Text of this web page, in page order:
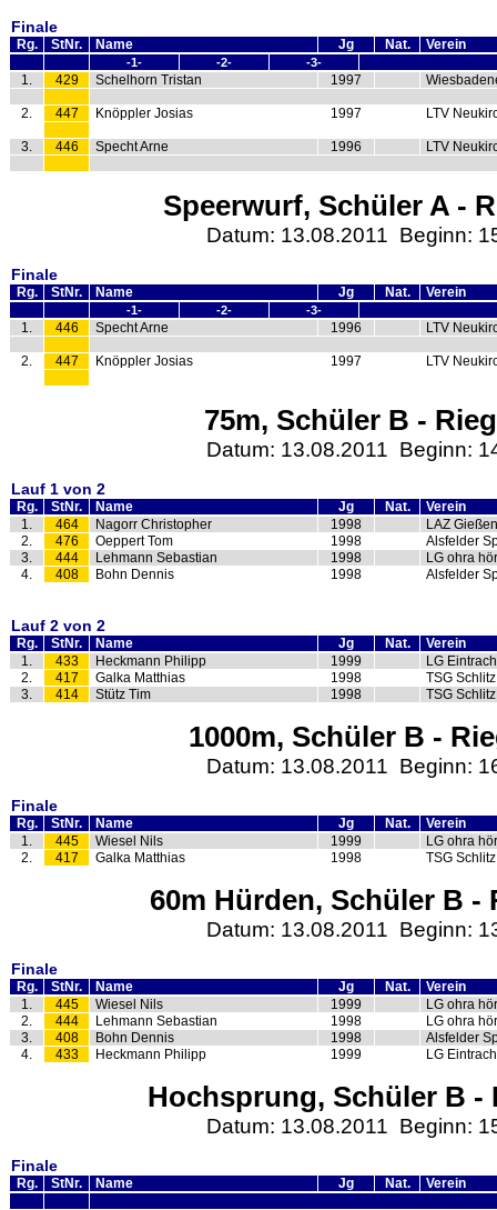
Finale
Rg. StNr. Name Jg Nat. Verein
-1- -2- -3-
1. 429 Schelhorn Tristan 1997
2. 447 Knöppler Josias 1997 LTV
3. 446 Specht Arne 1996 LTV
Speerwurf, Schüler A -
Datum: 13.08.2011 Beginn:
Finale
Rg. StNr. Name Jg Nat. Verein
-1- -2- -3-
1. 446 Specht Arne 1996 LTV
2. 447 Knöppler Josias 1997 LTV
75m, Schüler B -
Datum: 13.08.2011 Beginn:
Lauf 1 von 2
Rg. StNr. Name Jg Nat.
Verein
1.
464 Nagorr Christopher 1998
LAZ Gießen
2.
476 Oeppert Tom 1998
Alsfelder
3.
444 Lehmann Sebastian 1998
LG ohra
4.
408 Bohn Dennis 1998 Alsfelder
Lauf 2 von 2
Rg. StNr. Name Jg Nat.
Verein
1.
433 Heckmann Philipp 1999
LG
2.
417 Galka Matthias 1998
TSG Schlitz
3.
414 Stütz Tim 1998 TSG Schlitz
1000m, Schüler B -
Datum: 13.08.2011 Beginn:
Finale
Rg. StNr. Name Jg Nat.
Verein
1.
445 Wiesel Nils 1999
LG ohra
2.
417 Galka Matthias 1998 TSG Schlitz
60m Hürden, Schüler B -
Datum: 13.08.2011 Beginn:
Finale
Rg. StNr. Name Jg Nat.
Verein
1.
445 Wiesel Nils 1999
LG ohra
2.
444 Lehmann Sebastian 1998
LG ohra
3.
408 Bohn Dennis 1998
Alsfelder
4.
433 Heckmann Philipp 1999 LG
Hochsprung, Schüler B -
Datum: 13.08.2011 Beginn:
Finale
Rg. StNr. Name Jg Nat. Verein